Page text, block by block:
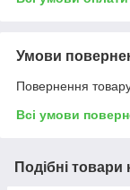
Умови
Повернення
Всі умови
Подібні товари